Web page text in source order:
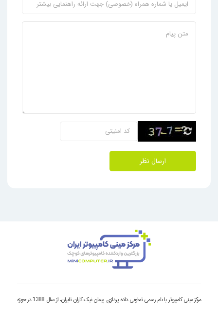
ارسال نظر
مرکز مینی کامپیوتر با نام رسمی تعاونی داده پردازی پیمان نیک کاران تابران، از سال 1388 در حوزه